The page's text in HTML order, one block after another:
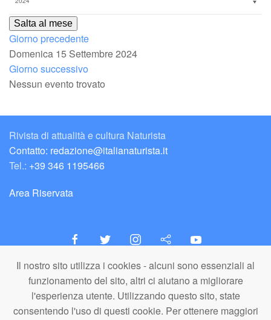
Il nostro sito utilizza i cookies - alcuni sono essenziali al
funzionamento del sito, altri ci aiutano a migliorare
l'esperienza utente. Utilizzando questo sito, state
consentendo l'uso di questi cookie. Per ottenere maggiori
Salta al mese
Giorno precedente
Domenica 15 Settembre 2024
Giorno successivo
Nessun evento trovato
Rivista di attualità e cultura Naturista
Contatto: redazione@italianaturista.it
Tel.: +39 346 1195466
Area Riservata
italiaNATURISTA
Editore e Redazione
A.N.ITA. Associazione Naturista Italiana (APS)
C.F. 80203710159